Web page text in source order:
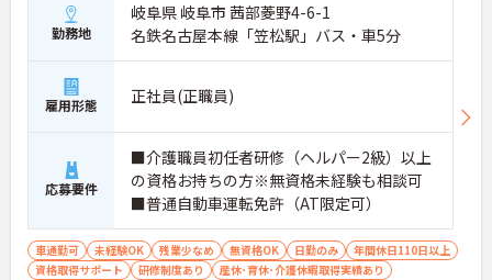
勤務地
岐阜県 岐阜市 茜部菱野4-6-1
名鉄名古屋本線「笠松駅」バス・車5分
雇用形態 正社員(正職員)
応募要件
■介護職員初任者研修（ヘルパー2級）以上
の資格お持ちの方※無資格未経験も相談可
■普通自動車運転免許（AT限定可）
車通勤可 未経験OK 残業少なめ 無資格OK 日勤のみ
年間休日110日以上
資格取得サポート
研修制度あり
産休･育休･介護休暇取得実績あり